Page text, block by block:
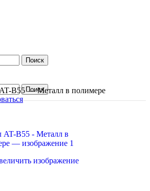
Поиск
Поиск
B55 — Металл в полимере
изображение